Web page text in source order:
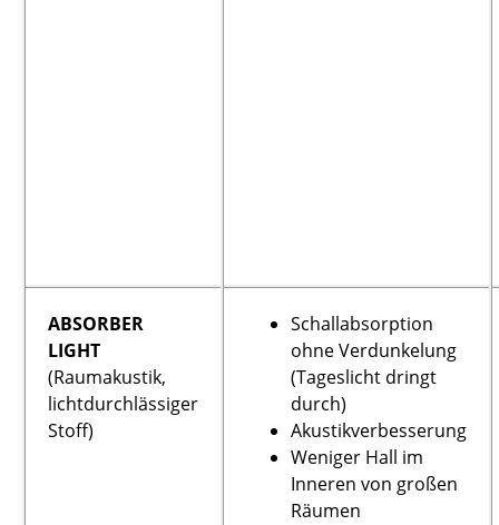
ABSORBER
LIGHT
(Raumakustik,
lichtdurchlässiger
Stoff)
Schallabsorption
ohne Verdunkelung
(Tageslicht dringt
durch)
Akustikverbesserung
Weniger Hall im
Inneren von großen
Räumen